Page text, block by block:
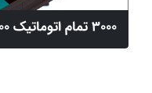
3000 تمام اتوماتیک M.S.M.O-H 3000